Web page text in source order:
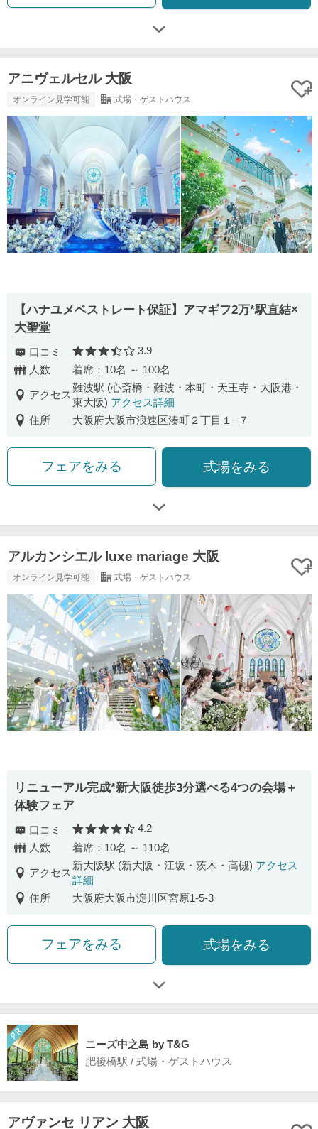
アニヴェルセル 大阪
オンライン見学可能 式場・ゲストハウス
【ハナユメベストレート保証】アマギフ2万*駅直結×
大聖堂
口コミ 口コミ評価
3.9
人数
着席：10名 ～ 100名
アクセス
難波駅 (心斎橋・難波・本町・天王寺・大阪港・
東大阪) アクセス詳細
住所
大阪府大阪市浪速区湊町２丁目１−７
フェアをみる 式場をみる
アルカンシエル luxe mariage 大阪
オンライン見学可能 式場・ゲストハウス
リニューアル完成*新大阪徒歩3分選べる4つの会場＋
体験フェア
口コミ 口コミ評価
4.2
人数
着席：10名 ～ 110名
アクセス
新大阪駅 (新大阪・江坂・茨木・高槻) アクセス
詳細
住所
大阪府大阪市淀川区宮原1-5-3
フェアをみる 式場をみる
ニーズ中之島 by T&G
肥後橋駅 / 式場・ゲストハウス
アヴァンセ リアン 大阪